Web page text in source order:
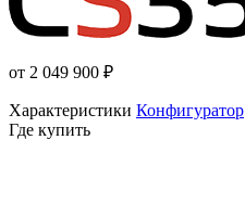
от 2 049 900 ₽
Характеристики Конфигуратор
Где купить